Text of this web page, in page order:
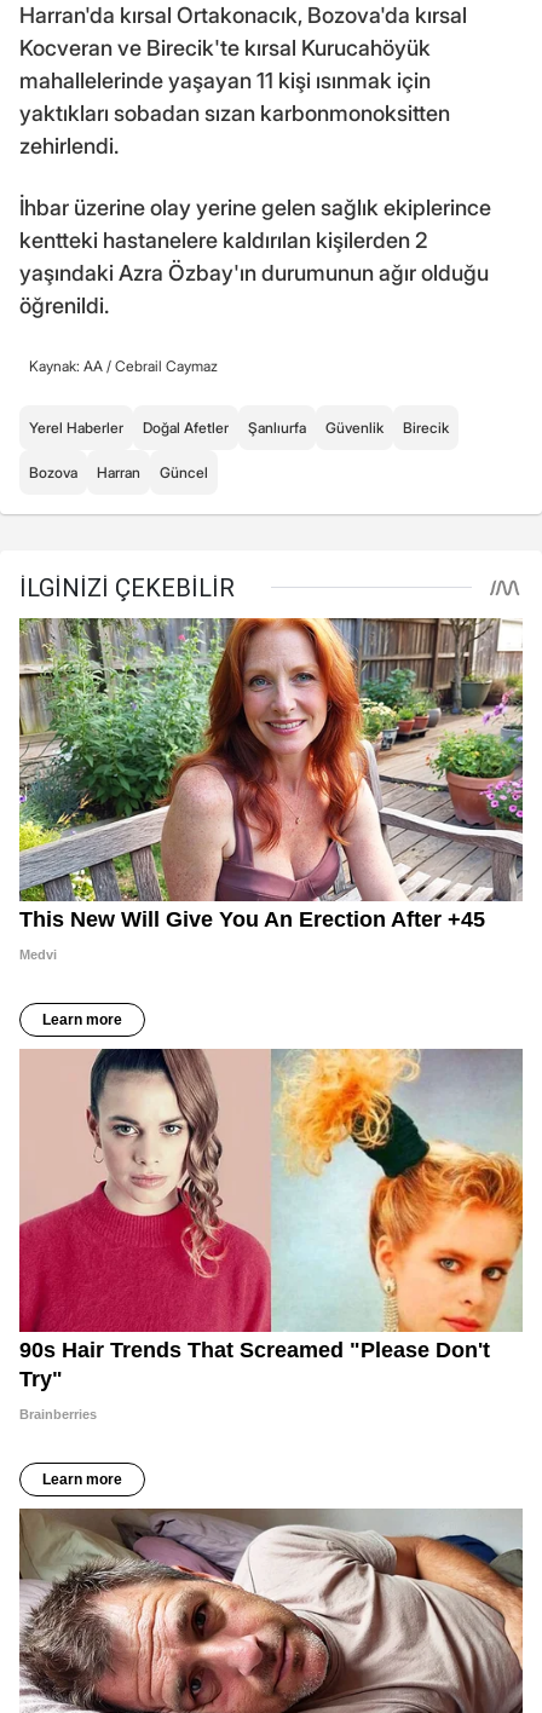
Harran'da kırsal Ortakonacık, Bozova'da kırsal
Kocveran ve Birecik'te kırsal Kurucahöyük
mahallelerinde yaşayan 11 kişi ısınmak için
yaktıkları sobadan sızan karbonmonoksitten
zehirlendi.
İhbar üzerine olay yerine gelen sağlık ekiplerince
kentteki hastanelere kaldırılan kişilerden 2
yaşındaki Azra Özbay'ın durumunun ağır olduğu
öğrenildi.
Kaynak: AA / Cebrail Caymaz
Yerel Haberler Doğal Afetler Şanlıurfa Güvenlik Birecik
Bozova Harran Güncel